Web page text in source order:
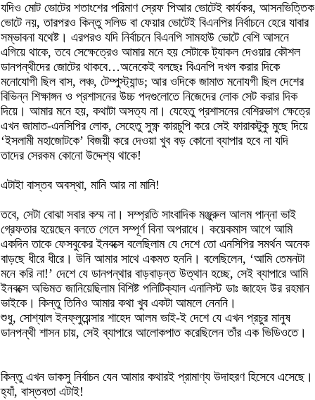
যদিও মোট ভোটের শতাংশের পরিমাণ স্রেফ পিআর ভোটেই কার্যকর, আসনভিত্তিক
ভোটে নয়, তারপরও কিন্তু সলিড বা ফেয়ার ভোটেই বিএনপির নির্বাচনে হেরে যাবার
সম্ভাবনা যথেষ্ট। এরপরও যদি নির্বাচনে বিএনপি সামহাউ ভোটে বেশি আসনে
এগিয়ে থাকে, তবে সেক্ষেত্রেও আমার মনে হয় সেটাকে ট্যাকল দেওয়ার কৌশল
ডানপন্থীদের জোটের থাকবে…অনেকেই বলছেঃ বিএনপি দখল করার দিকে
মনোযোগী ছিল বাস, লঞ্চ, টেম্পুস্ট্যান্ড; আর ওদিকে জামাত মনোযগী ছিল দেশের
বিভিন্ন শিক্ষাঙ্গন ও প্রশাসনের উচ্চ পদগুলোতে নিজেদের লোক সেট করার দিক
দিয়ে। আমার মনে হয়, কথাটা অসত্য না। যেহেতু প্রশাসনের বেশিরভাগ ক্ষেত্রে
এখন জামাত-এনসিপির লোক, সেহেতু সুক্ষ্ণ কারচুপি করে সেই ফারাকটুকু মুছে দিয়ে
‘ইসলামী মহাজোটকে’ বিজয়ী করে দেওয়া খুব বড় কোনো ব্যাপার হবে না যদি
তাদের সেরকম কোনো উদ্দেশ্য থাকে!
এটাইা বাস্তব অবস্থা, মানি আর না মানি!
তবে, সেটা বোঝা সবার কম্ম না। সম্প্রতি সাংবাদিক মঞ্জুরুল আলম পান্না ভাই
গ্রেফতার হয়েছেন বলতে গেলে সম্পূর্ণ বিনা অপরাধে। কয়েকমাস আগে আমি
একদিন তাকে ফেসবুকের ইনবক্সে বলেছিলাম যে দেশে তো এনসিপির সমর্থন অনেক
বাড়ছে ধীরে ধীরে। উনি আমার সাথে একমত হননি। বলেছিলেন, ‘আমি তেমনটা
মনে করি না!’ দেশে যে ডানপন্থার বাড়বাড়ন্ত উত্থান হচ্ছে, সেই ব্যাপারে আমি
ইনবক্সে অভিমত জানিয়েছিলাম বিশিষ্ট পলিটিক্যাল এনালিস্ট ডাঃ জাহেদ উর রহমান
ভাইকে। কিন্তু তিনিও আমার কথা খুব একটা আমলে নেননি।
শুধু, সোশ্যাল ইনফ্লুয়েন্সার শাহেদ আলম ভাই-ই দেশে যে এখন প্রচুর মানুষ
ডানপন্থী শাসন চায়, সেই ব্যাপারে আলোকপাত করেছিলেন তাঁর এক ভিডিওতে।
কিন্তু এখন ডাকসু নির্বাচন যেন আমার কথারই প্রামাণ্য উদাহরণ হিসেবে এসেছে।
হ্যাঁ, বাস্তবতা এটাই!